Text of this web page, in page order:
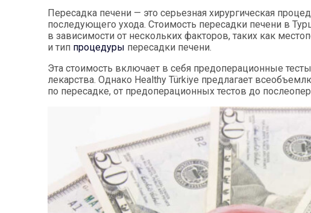
Пересадка печени — это серьезная хирургическая
последующего ухода. Стоимость пересадки печени в
в зависимости от нескольких факторов, таких как
и тип процедуры пересадки печени.
Эта стоимость включает в себя предоперационные
лекарства. Однако Healthy Türkiye предлагает
по пересадке, от предоперационных тестов до